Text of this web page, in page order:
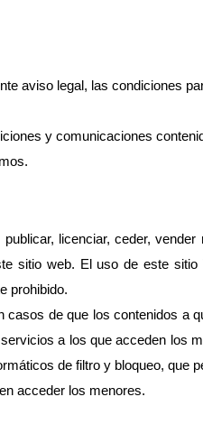
aviso legal, las condiciones
y comunicaciones
licenciar, ceder,
sitio web. El uso de este
prohibido.
de que los contenidos a
a los que acceden los
de filtro y bloqueo, que
acceder los menores.